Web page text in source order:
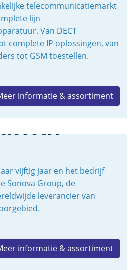
telecommunicatiemarkt
lijn
Van DECT
complete IP oplossingen, van
tot GSM toestellen.
informatie & assortiment
vijftig jaar en het bedrijf
Sonova Group, de
leverancier van
informatie & assortiment